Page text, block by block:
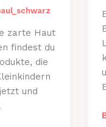
zarte Haut
findest du
die
und